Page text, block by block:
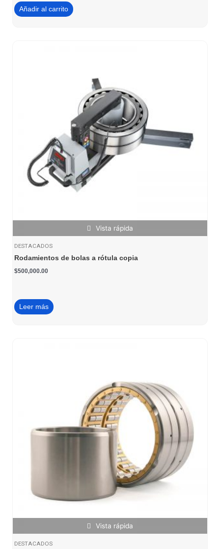
Añadir al carrito
Vista rápida
DESTACADOS
Rodamientos de bolas a rótula copia
$500,000.00
Leer más
Vista rápida
DESTACADOS